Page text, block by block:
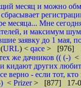
месяц и можно
сбрасывает
месяца... Мне
и максимум
заявку до 1 мая,
(URL) < qace > [976]
же дачников (( (-) <
кидают других
верно - если тот,
< Prizer> [877] 17-